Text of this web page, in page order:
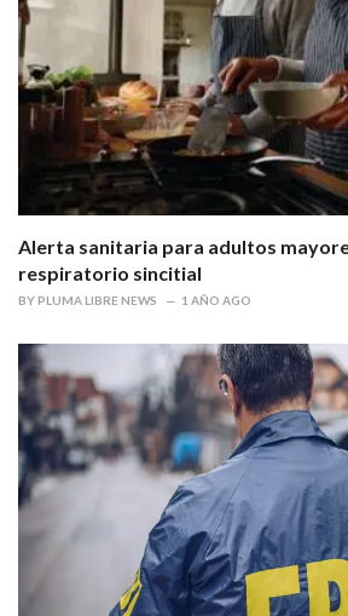
Alerta sanitaria para adultos
respiratorio sincitial
BY PLUMA LIBRE NEWS 1 AÑO AGO